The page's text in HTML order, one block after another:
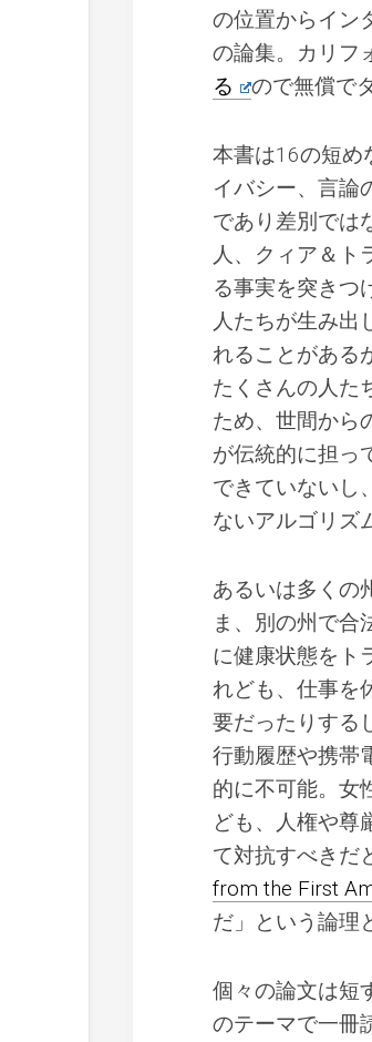
の位置からイン
の論集。カリフ
る
ので無償で
本書は16の短め
イバシー、言論
であり差別では
人、クィア＆ト
る事実を突きつ
人たちが生み出
れることがある
たくさんの人た
ため、世間から
が伝統的に担っ
できていないし
ないアルゴリズ
あるいは多くの
ま、別の州で合
に健康状態をト
れども、仕事を
要だったりする
行動履歴や携帯
的に不可能。女
ども、人権や尊
て対抗すべきだ
from the First
だ」という論理
個々の論文は短
のテーマで一冊